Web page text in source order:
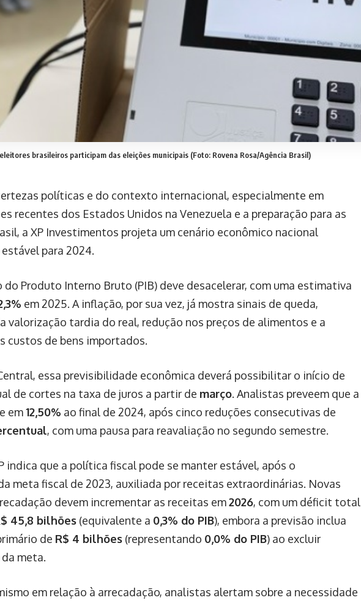
brasileiros participam das eleições municipais (Foto: Rovena Rosa/Agência Brasil)
políticas e do contexto internacional, especialmente em
recentes dos Estados Unidos na Venezuela e a preparação para as
a XP Investimentos projeta um cenário econômico nacional
para 2024.
do Produto Interno Bruto (PIB) deve desacelerar, com uma estimativa
em 2025. A inflação, por sua vez, já mostra sinais de queda,
valorização tardia do real, redução nos preços de alimentos e a
custos de bens importados.
essa previsibilidade econômica deverá possibilitar o início de
de cortes na taxa de juros a partir de março. Analistas preveem que a
em12,50% ao final de 2024, após cinco reduções consecutivas de
, com uma pausa para reavaliação no segundo semestre.
indica que a política fiscal pode se manter estável, após o
meta fiscal de 2023, auxiliada por receitas extraordinárias. Novas
devem incrementar as receitas em2026, com um déficit total
45,8 bilhões (equivalente a 0,3% do PIB), embora a previsão inclua
de R$ 4 bilhões (representando 0,0% do PIB) ao excluir
meta.
em relação à arrecadação, analistas alertam sobre a necessidade